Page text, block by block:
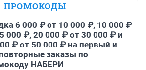
ПРОМОКОДЫ
6 000 ₽ от 10 000 ₽, 10 000 ₽
000 ₽, 20 000 ₽ от 30 000 ₽ и
₽ от 50 000 ₽ на первый и
заказы по
НАБЕРИ